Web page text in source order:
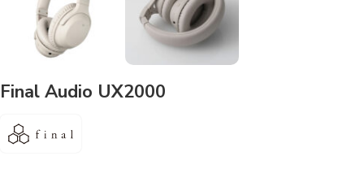
Final Audio UX2000